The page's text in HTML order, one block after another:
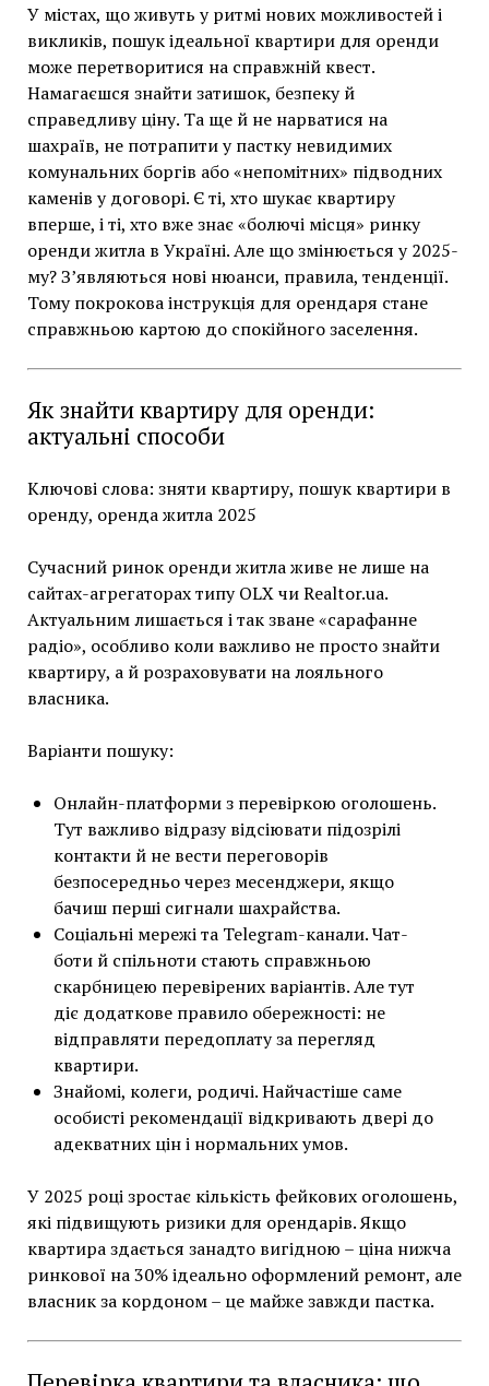
У містах, що живуть у ритмі нових можливостей і
викликів, пошук ідеальної квартири для оренди
може перетворитися на справжній квест.
Намагаєшся знайти затишок, безпеку й
справедливу ціну. Та ще й не нарватися на
шахраїв, не потрапити у пастку невидимих
комунальних боргів або «непомітних» підводних
каменів у договорі. Є ті, хто шукає квартиру
вперше, і ті, хто вже знає «болючі місця» ринку
оренди житла в Україні. Але що змінюється у 2025-
му? З’являються нові нюанси, правила, тенденції.
Тому покрокова інструкція для орендаря стане
справжньою картою до спокійного заселення.
Як знайти квартиру для оренди:
актуальні способи
Ключові слова: зняти квартиру, пошук квартири в
оренду, оренда житла 2025
Сучасний ринок оренди житла живе не лише на
сайтах-агрегаторах типу OLX чи Realtor.ua.
Актуальним лишається і так зване «сарафанне
радіо», особливо коли важливо не просто знайти
квартиру, а й розраховувати на лояльного
власника.
Варіанти пошуку:
Онлайн-платформи з перевіркою оголошень.
Тут важливо відразу відсіювати підозрілі
контакти й не вести переговорів
безпосередньо через месенджери, якщо
бачиш перші сигнали шахрайства.
Соціальні мережі та Telegram-канали. Чат-
боти й спільноти стають справжньою
скарбницею перевірених варіантів. Але тут
діє додаткове правило обережності: не
відправляти передоплату за перегляд
квартири.
Знайомі, колеги, родичі. Найчастіше саме
особисті рекомендації відкривають двері до
адекватних цін і нормальних умов.
У 2025 році зростає кількість фейкових оголошень,
які підвищують ризики для орендарів. Якщо
квартира здається занадто вигідною – ціна нижча
ринкової на 30% ідеально оформлений ремонт, але
власник за кордоном – це майже завжди пастка.